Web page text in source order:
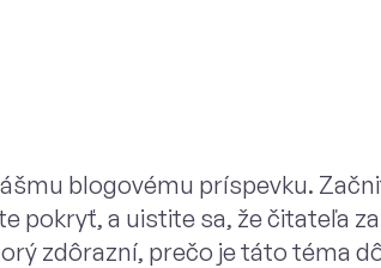
blogovému príspevku.
pokryť, a uistite sa, že čitateľa
zdôrazní, prečo je táto téma